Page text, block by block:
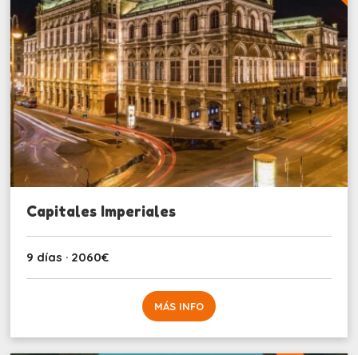
Capitales Imperiales
9 días · 2060€
MÁS INFO